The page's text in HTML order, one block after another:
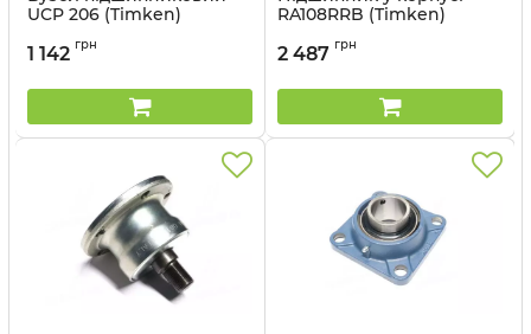
UCP 206 (Timken)
1 142 грн
RA108RRB (Timken)
2 487 грн